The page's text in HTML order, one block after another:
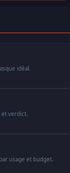
idéal.
et verdict.
usage et budget.